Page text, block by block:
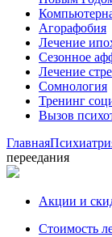
Агорафобия
Лечение
Сезонное
Лечение
Сомнология
Тренинг
Вызов
Главная
переедания
Акции и
Стоимость